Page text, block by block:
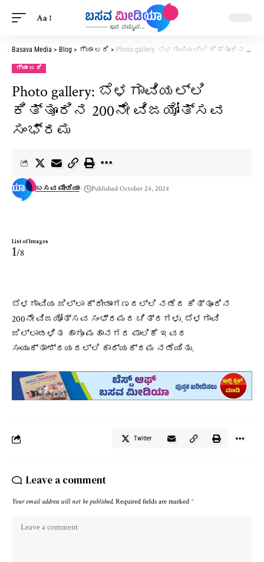
Aa
Basava Media > Blog > ಗ್ಯಾ ಲರಿ > Photo gallery: ಬೆಳಗಾವಿಯಲ್ಲಿ ಕಿತ್ತೂರಿನ 200ನೇ ವಿಜಯೋತ್ಸವ ಸಂಭ್ರಮ
ಗ್ಯಾ ಲರಿ
Photo gallery: ಬೆಳಗಾವಿಯಲ್ಲಿ
ಕಿತ್ತೂರಿನ 200ನೇ ವಿಜಯೋತ್ಸವ
ಸಂಭ್ರಮ
ಬಸವ ಮೀಡಿಯಾ Published October 24, 2024
List of Images
1/8
ಬೆಳಗಾವಿಯ ಜಿಲ್ಲಾ ಕ್ರೀಡಾಂಗಣದಲ್ಲಿ ನಡೆದ ಕಿತ್ತೂರಿನ
200ನೇ ವಿಜಯೋತ್ಸವ ಸಂಭ್ರಮದ ಚಿತ್ರಗಳು. ಬೆಳಗಾವಿ
ಜಿಲ್ಲಾಡಳಿತ ಹಾಗೂ ಮಹಾನಗರ ಪಾಲಿಕೆ ಇವರ
ಸಂಯುಕ್ತಾಶ್ರಯದಲ್ಲಿ ಕಾರ್ಯಕ್ರಮ ನಡೆಯಿತು.
Twitter
Leave a comment
Your email address will not be published. Required fields are marked *